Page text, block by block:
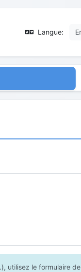
Langue:
utilisez le formulaire